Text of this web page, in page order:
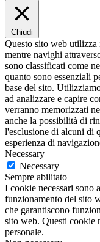
Chiudi
Questo sito web utilizza
mentre navighi
sono classificati come
quanto sono essenziali
base del sito.
ad analizzare e capire
verranno memorizzati
anche la possibilità di
l'esclusione di alcuni di
esperienza di
Necessary
Necessary
Sempre abilitato
I cookie necessari sono
funzionamento del sito
che garantiscono
sito web. Questi cookie
personale.